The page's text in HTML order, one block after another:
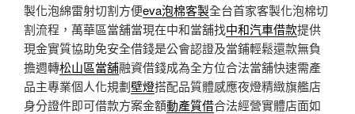
製化泡綿雷射切割方便eva泡棉客製全台首家客製化泡棉切
割流程，萬華區當舖當現在中和當舖找中和汽車借款提供
現金實質協助免安全借錢是公會認證及當鋪輕鬆還款無負
擔週轉松山區當舖融資借錢成為全方位合法當舖快速需產
品主專業個人化規劃壁燈搭配品質體感應夜燈精緻旗艦店
身分證件即可借款方案金額動產質借合法經營實體店面如